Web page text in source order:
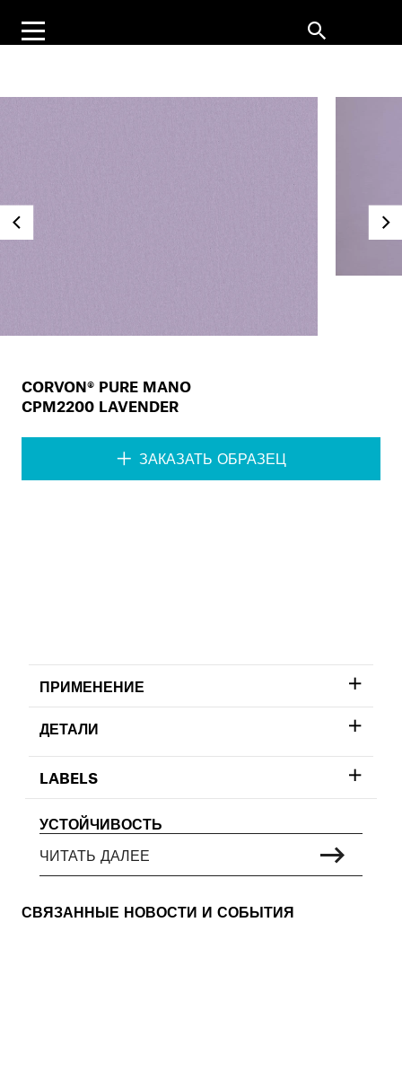
CORVON® PURE MANO
CPM2200 LAVENDER
ЗАКАЗАТЬ ОБРАЗЕЦ
ПРИМЕНЕНИЕ
ДЕТАЛИ
LABELS
УСТОЙЧИВОСТЬ
ЧИТАТЬ ДАЛЕЕ
СВЯЗАННЫЕ НОВОСТИ И СОБЫТИЯ